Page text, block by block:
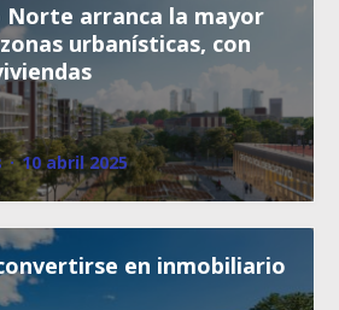
Norte arranca la mayor
urbanísticas, con
· 10 abril 2025
en inmobiliario